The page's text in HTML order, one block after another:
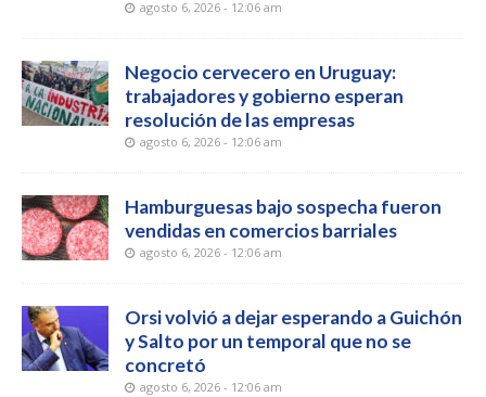
agosto 6, 2026 - 12:06 am
Negocio cervecero en Uruguay:
trabajadores y gobierno esperan
resolución de las empresas
agosto 6, 2026 - 12:06 am
Hamburguesas bajo sospecha fueron
vendidas en comercios barriales
agosto 6, 2026 - 12:06 am
Orsi volvió a dejar esperando a Guichón
y Salto por un temporal que no se
concretó
agosto 6, 2026 - 12:06 am